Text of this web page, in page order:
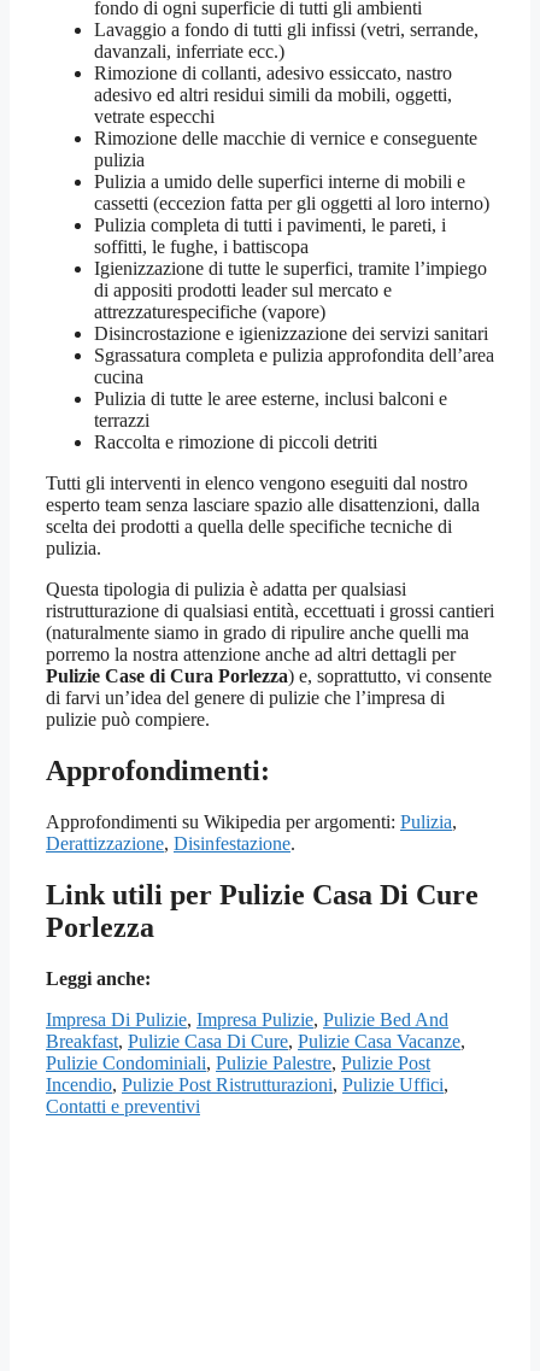
fondo di ogni superficie di tutti gli ambienti
Lavaggio a fondo di tutti gli infissi (vetri, serrande,
davanzali, inferriate ecc.)
Rimozione di collanti, adesivo essiccato, nastro
adesivo ed altri residui simili da mobili, oggetti,
vetrate especchi
Rimozione delle macchie di vernice e conseguente
pulizia
Pulizia a umido delle superfici interne di mobili e
cassetti (eccezion fatta per gli oggetti al loro interno)
Pulizia completa di tutti i pavimenti, le pareti, i
soffitti, le fughe, i battiscopa
Igienizzazione di tutte le superfici, tramite l’impiego
di appositi prodotti leader sul mercato e
attrezzaturespecifiche (vapore)
Disincrostazione e igienizzazione dei servizi sanitari
Sgrassatura completa e pulizia approfondita dell’area
cucina
Pulizia di tutte le aree esterne, inclusi balconi e
terrazzi
Raccolta e rimozione di piccoli detriti
Tutti gli interventi in elenco vengono eseguiti dal nostro
esperto team senza lasciare spazio alle disattenzioni, dalla
scelta dei prodotti a quella delle specifiche tecniche di
pulizia.
Questa tipologia di pulizia è adatta per qualsiasi
ristrutturazione di qualsiasi entità, eccettuati i grossi cantieri
(naturalmente siamo in grado di ripulire anche quelli ma
porremo la nostra attenzione anche ad altri dettagli per
Pulizie Case di Cura Porlezza) e, soprattutto, vi consente
di farvi un’idea del genere di pulizie che l’impresa di
pulizie può compiere.
Approfondimenti:
Approfondimenti su Wikipedia per argomenti: Pulizia,
Derattizzazione, Disinfestazione.
Link utili per Pulizie Casa Di Cure
Porlezza
Leggi anche:
Impresa Di Pulizie, Impresa Pulizie, Pulizie Bed And
Breakfast, Pulizie Casa Di Cure, Pulizie Casa Vacanze,
Pulizie Condominiali, Pulizie Palestre, Pulizie Post
Incendio, Pulizie Post Ristrutturazioni, Pulizie Uffici,
Contatti e preventivi